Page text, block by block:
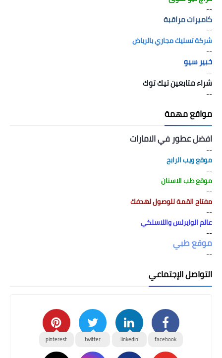
--
كاميرات مراقبة
--
شركة تسليك مجاري بالرياض
--
خبير سيو
--
شراء متابعين تيك توك
--
مواقع مهمة
افضل عطور في الامارات
--
موقع ويب الرابح
--
موقع طب الاسنان
--
مفتاح القمة للوصول لهدفك
--
عالم الوايرلس واللاسلكي
--
موقع طبي
--
التواصل الإجتماعي
facebook
linkedin
twitter
pinterest